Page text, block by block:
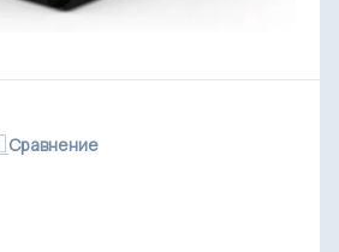
Cравнение